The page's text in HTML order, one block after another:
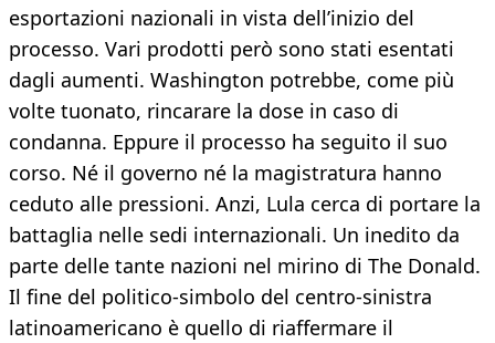
esportazioni nazionali in vista dell’inizio del
processo. Vari prodotti però sono stati esentati
dagli aumenti. Washington potrebbe, come più
volte tuonato, rincarare la dose in caso di
condanna. Eppure il processo ha seguito il suo
corso. Né il governo né la magistratura hanno
ceduto alle pressioni. Anzi, Lula cerca di portare la
battaglia nelle sedi internazionali. Un inedito da
parte delle tante nazioni nel mirino di The Donald.
Il fine del politico-simbolo del centro-sinistra
latinoamericano è quello di riaffermare il